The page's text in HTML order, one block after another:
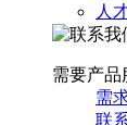
人
需要产品
需
联